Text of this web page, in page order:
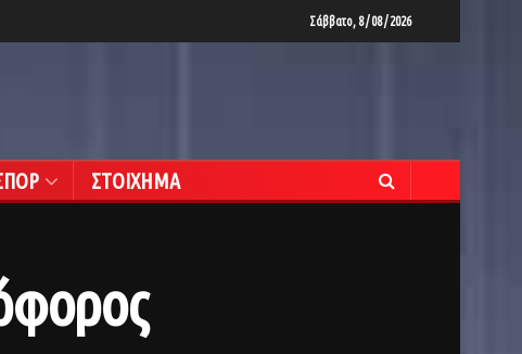
Σάββατο, 8 / 08 / 2026
ΣΤΟΙΧΗΜΑ